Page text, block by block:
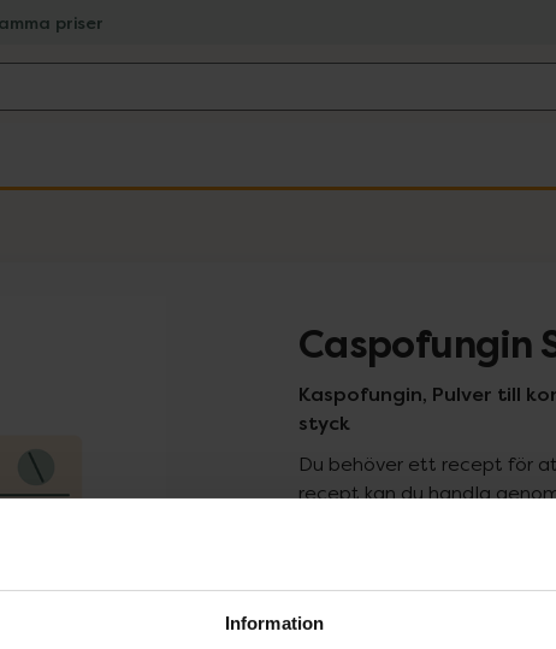
Information
priser
Caspofungin
Kaspofungin, Pulver till
styck
Du behöver ett recept för
recept kan du handla